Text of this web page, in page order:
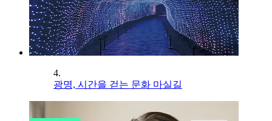
4.
광명, 시간을 걷는 문화 마실길